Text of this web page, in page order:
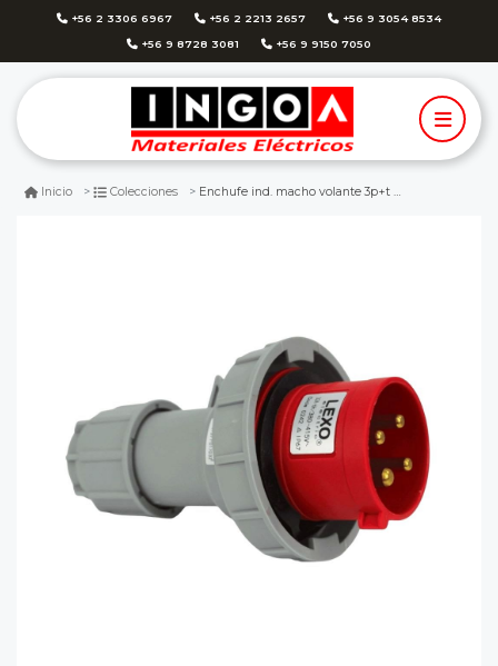
+56 2 3306 6967 +56 2 2213 2657 +56 9 3054 8534
+56 9 8728 3081 +56 9 9150 7050
Inicio Colecciones Enchufe ind. macho volante 3p+t 32a 380v ip67 - lexo